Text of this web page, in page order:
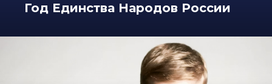
Год Единства Народов России